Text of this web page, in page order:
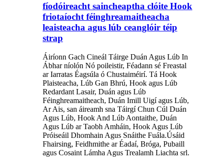
fíodóireacht saincheaptha clóite Hook
friotaíocht féinghreamaitheacha
leaisteacha agus lúb ceanglóir téip
strap
Áiríonn Gach Cineál Táirge Duán Agus Lúb In
Ábhar níolón Nó poileistir, Féadann sé Freastal
ar Iarratas Éagsúla ó Chustaiméirí. Tá Hook
Plaisteacha, Lúb Gan Bhrú, Hook agus Lúb
Redardant Lasair, Duán agus Lúb
Féinghreamaitheach, Duán Imill Uigí agus Lúb,
Ar Ais, san áireamh sna Táirgí Chun Cúl Duán
Agus Lúb, Hook And Lúb Aontaithe, Duán
Agus Lúb ar Taobh Amháin, Hook Agus Lúb
Próiseáil Dhomhain Agus Snáithe Fuála.Úsáid
Fhairsing, Feidhmithe ar Éadaí, Bróga, Pubaill
agus Cosaint Lámha Agus Trealamh Liachta srl.